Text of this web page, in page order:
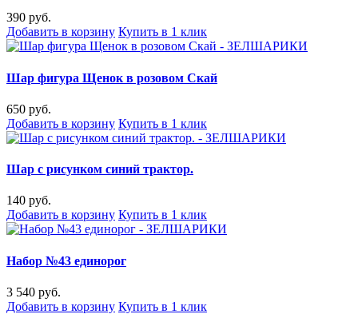
390 руб.
Добавить в корзину Купить в 1 клик
Шар фигура Щенок в розовом Скай
650 руб.
Добавить в корзину Купить в 1 клик
Шар с рисунком синий трактор.
140 руб.
Добавить в корзину Купить в 1 клик
Набор №43 единорог
3 540 руб.
Добавить в корзину Купить в 1 клик